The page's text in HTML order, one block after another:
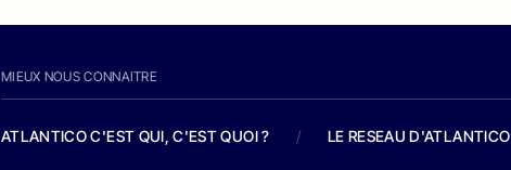
MIEUX NOUS CONNAITRE
ATLANTICO C'EST QUI, C'EST QUOI ? / LE RESEAU D'ATLANTICO